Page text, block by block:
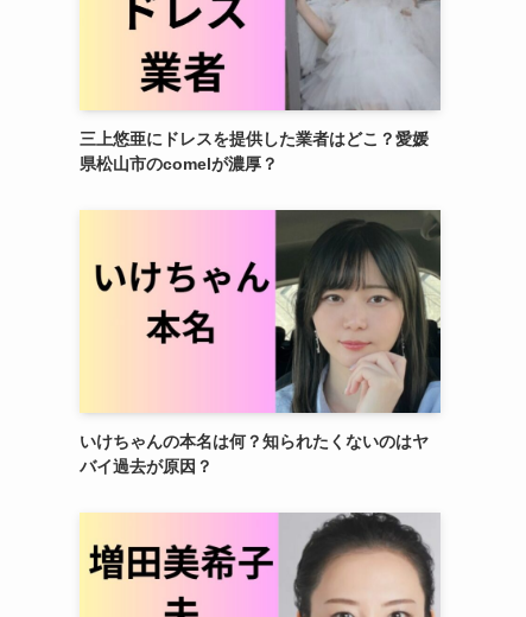
三上悠亜にドレスを提供した業者はどこ？愛媛
県松山市のcomelが濃厚？
いけちゃんの本名は何？知られたくないのはヤ
バイ過去が原因？